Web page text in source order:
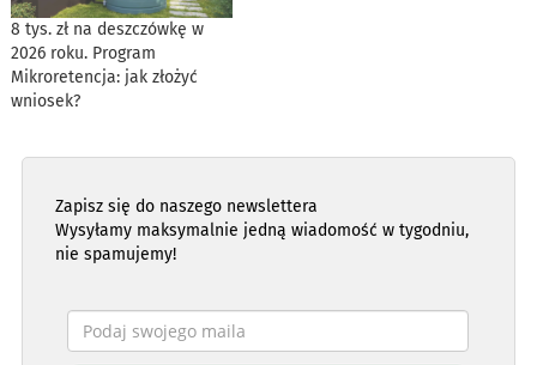
8 tys. zł na deszczówkę w
2026 roku. Program
Mikroretencja: jak złożyć
wniosek?
Zapisz się do naszego newslettera
Wysyłamy maksymalnie jedną wiadomość w tygodniu,
nie spamujemy!